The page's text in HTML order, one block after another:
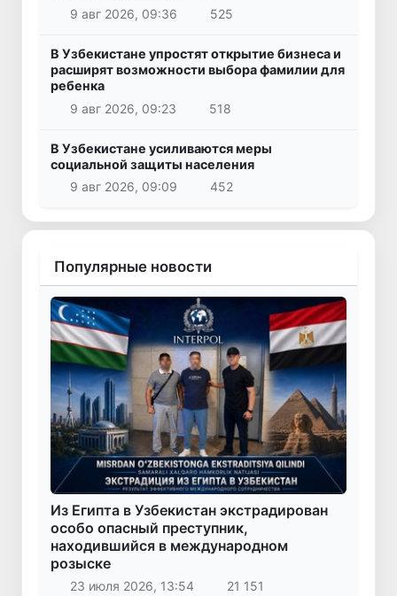
9 авг 2026, 09:36
525
В Узбекистане упростят открытие бизнеса и
расширят возможности выбора фамилии для
ребенка
9 авг 2026, 09:23
518
В Узбекистане усиливаются меры
социальной защиты населения
9 авг 2026, 09:09
452
Популярные новости
Из Египта в Узбекистан экстрадирован
особо опасный преступник,
находившийся в международном
розыске
23 июля 2026, 13:54 21 151